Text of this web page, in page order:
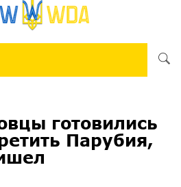
готовились
Парубия,